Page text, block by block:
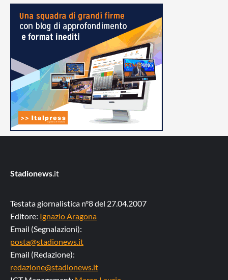
Stadionews.it
Testata giornalistica n°8 del 27.04.2007
Editore: Ignazio Aragona
Email (Segnalazioni):
posta@stadionews.it
Email (Redazione):
redazione@stadionews.it